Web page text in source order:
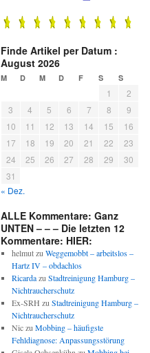
Finde Artikel per Datum :
August 2026
M D M D F S S
1
2
3
4 5 6 7 8
9
10
11 12 13 14 15
16
17
18 19 20 21 22
23
24
25 26 27 28 29
30
31
« Dez.
ALLE Kommentare: Ganz
UNTEN – – – Die letzten 12
Kommentare: HIER:
helmutzu Weggemobbt – arbeitslos –
Hartz IV – obdachlos
Ricardazu Stadtreinigung Hamburg –
Nichtraucherschutz
Ex-SRH zu Stadtreinigung Hamburg –
Nichtraucherschutz
Niczu Mobbing – häufigste
Fehldiagnose: Anpassungsstörung